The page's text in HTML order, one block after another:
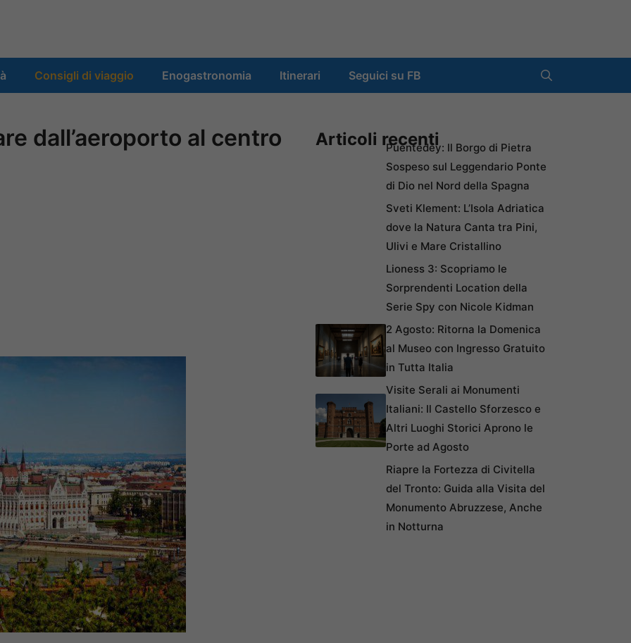
Consigli di viaggio Enogastronomia Itinerari Seguici su FB
dall’aeroporto al centro
Articoli recentiPuentedey: Il Borgo di Pietra
Sospeso sul Leggendario Ponte
di Dio nel Nord della Spagna
Sveti Klement: L’Isola Adriatica
dove la Natura Canta tra Pini,
Ulivi e Mare Cristallino
Lioness 3: Scopriamo le
Sorprendenti Location della
Serie Spy con Nicole Kidman
2 Agosto: Ritorna la Domenica
al Museo con Ingresso Gratuito
in Tutta Italia
Visite Serali ai Monumenti
Italiani: Il Castello Sforzesco e
Altri Luoghi Storici Aprono le
Porte ad Agosto
Riapre la Fortezza di Civitella
del Tronto: Guida alla Visita del
Monumento Abruzzese, Anche
in Notturna